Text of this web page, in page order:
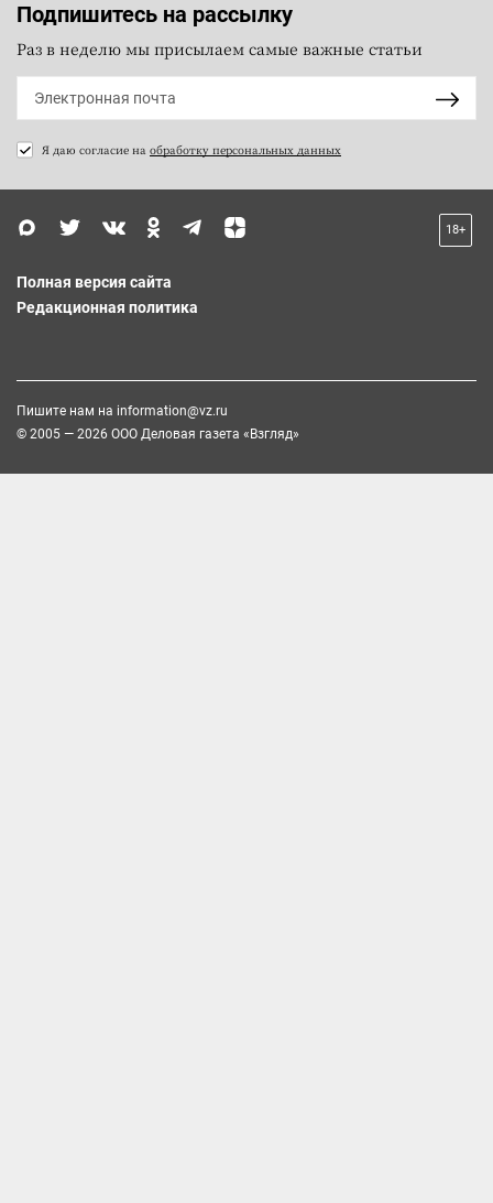
Подпишитесь на рассылку
Раз в неделю мы присылаем самые важные статьи
Я даю согласие на обработку персональных данных
18+
Полная версия сайта
Редакционная политика
Пишите нам на information@vz.ru
© 2005 — 2026 ООО Деловая газета «Взгляд»